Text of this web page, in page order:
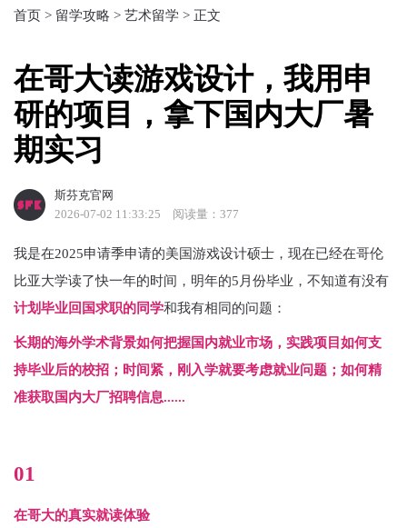
首页 > 留学攻略 > 艺术留学 > 正文
在哥大读游戏设计，我用申
研的项目，拿下国内大厂暑
期实习
斯芬克官网
2026-07-02 11:33:25
阅读量：377
我是在2025申请季申请的美国游戏设计硕士，现在已经在哥伦
比亚大学读了快一年的时间，明年的5月份毕业，不知道有没有
计划毕业回国求职的同学和我有相同的问题：
长期的海外学术背景如何把握国内就业市场，实践项目如何支
持毕业后的校招；时间紧，刚入学就要考虑就业问题；如何精
准获取国内大厂招聘信息......
01
在哥大的真实就读体验